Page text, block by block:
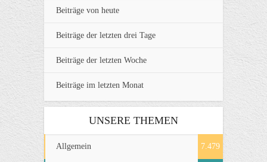
Beiträge von heute
Beiträge der letzten drei Tage
Beiträge der letzten Woche
Beiträge im letzten Monat
UNSERE THEMEN
Allgemein 7.479